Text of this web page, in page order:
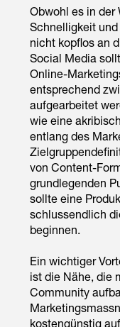
Obwohl es in der
Schnelligkeit
nicht kopflos an
Social Media
Online-
entsprechend
aufgearbeitet
wie eine
entlang des
von Content-
grundlegenden
sollte eine
schlussendlich
beginnen.
Ein wichtiger
ist die Nähe, die
Community
kostengünstig